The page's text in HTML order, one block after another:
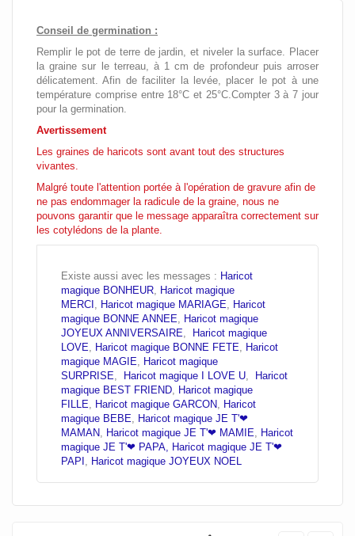
Conseil de germination :
Remplir le pot de terre de jardin, et niveler la surface. Placer
la graine sur le terreau, à 1 cm de profondeur puis arroser
délicatement.Afin de faciliter la levée, placer le pot à une
température comprise entre 18°C et 25°C.Compter 3 à 7 jour
pour la germination.
Avertissement
Les graines de haricots sont avant tout des structures
vivantes.
Malgré toute l'attention portée à l'opération de gravure afin de
ne pas endommager la radicule de la graine, nous ne
pouvons garantir que le message apparaîtra correctement sur
les cotylédons de la plante.
Existe aussi avec les messages : Haricot
magique BONHEUR Haricot magique
MERCI
Haricot magique MARIAGE
Haricot
magique BONNE ANNEE
Haricot magique
JOYEUX ANNIVERSAIRE
Haricot magique
LOVE
Haricot magique BONNE FETE
Haricot
magique MAGIE
Haricot magique
SURPRISE
Haricot magique I LOVE U
Haricot
magique BEST FRIEND Haricot magique
FILLE
Haricot magique GARCON Haricot
magique BEBE
Haricot magique JE T'❤
MAMAN Haricot magique JE T'❤ MAMIE
Haricot
magique JE T'❤ PAPA, Haricot magique JE T'❤
PAPI
Haricot magique JOYEUX NOEL